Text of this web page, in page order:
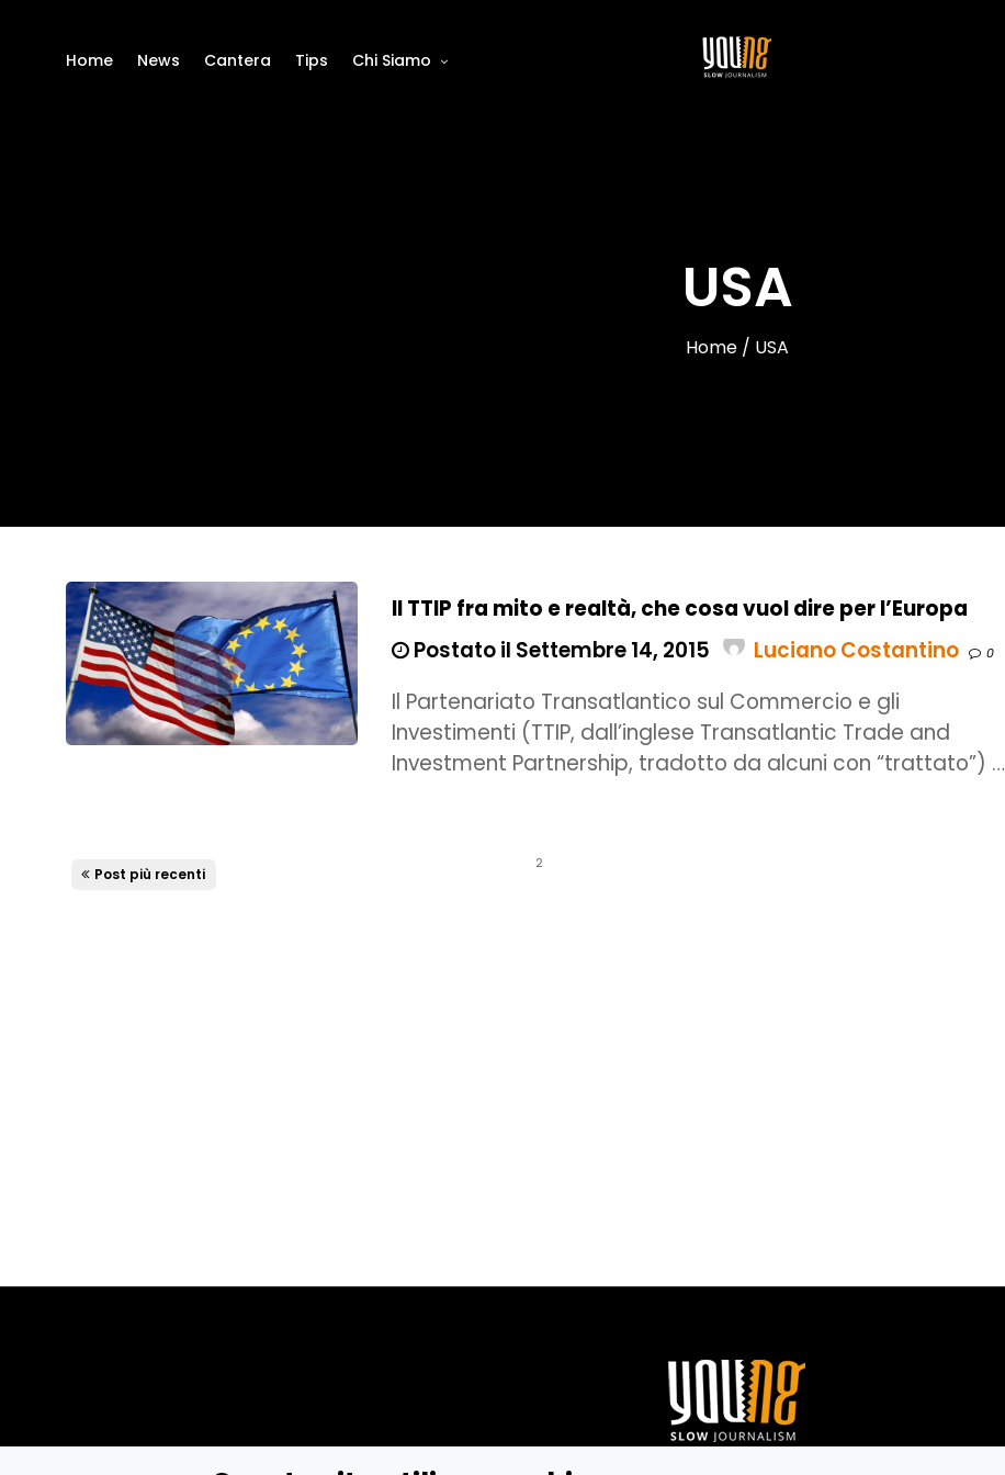
Home News Cantera Tips Chi Siamo
USA
Home / USA
Il TTIP fra mito e realtà, che cosa vuol dire per l’Europa
Postato il Settembre 14, 2015
Luciano Costantino 0
Il Partenariato Transatlantico sul Commercio e gli
Investimenti (TTIP, dall’inglese Transatlantic Trade and
Investment Partnership, tradotto da alcuni con “trattato”) …
2
Post più recenti